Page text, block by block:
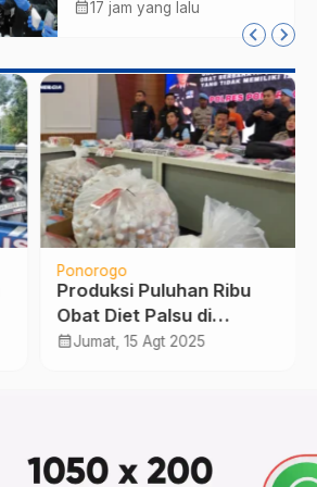
Tablet Obat Ilegal
Penyalahgunaan di
Kalangan Pelajar
calendar_month17 jam yang lalu
Ponorogo
Produksi Puluhan Ribu
Obat Diet Palsu di
Ponorogo, Warga
calendar_monthJumat, 15 Agt 2025